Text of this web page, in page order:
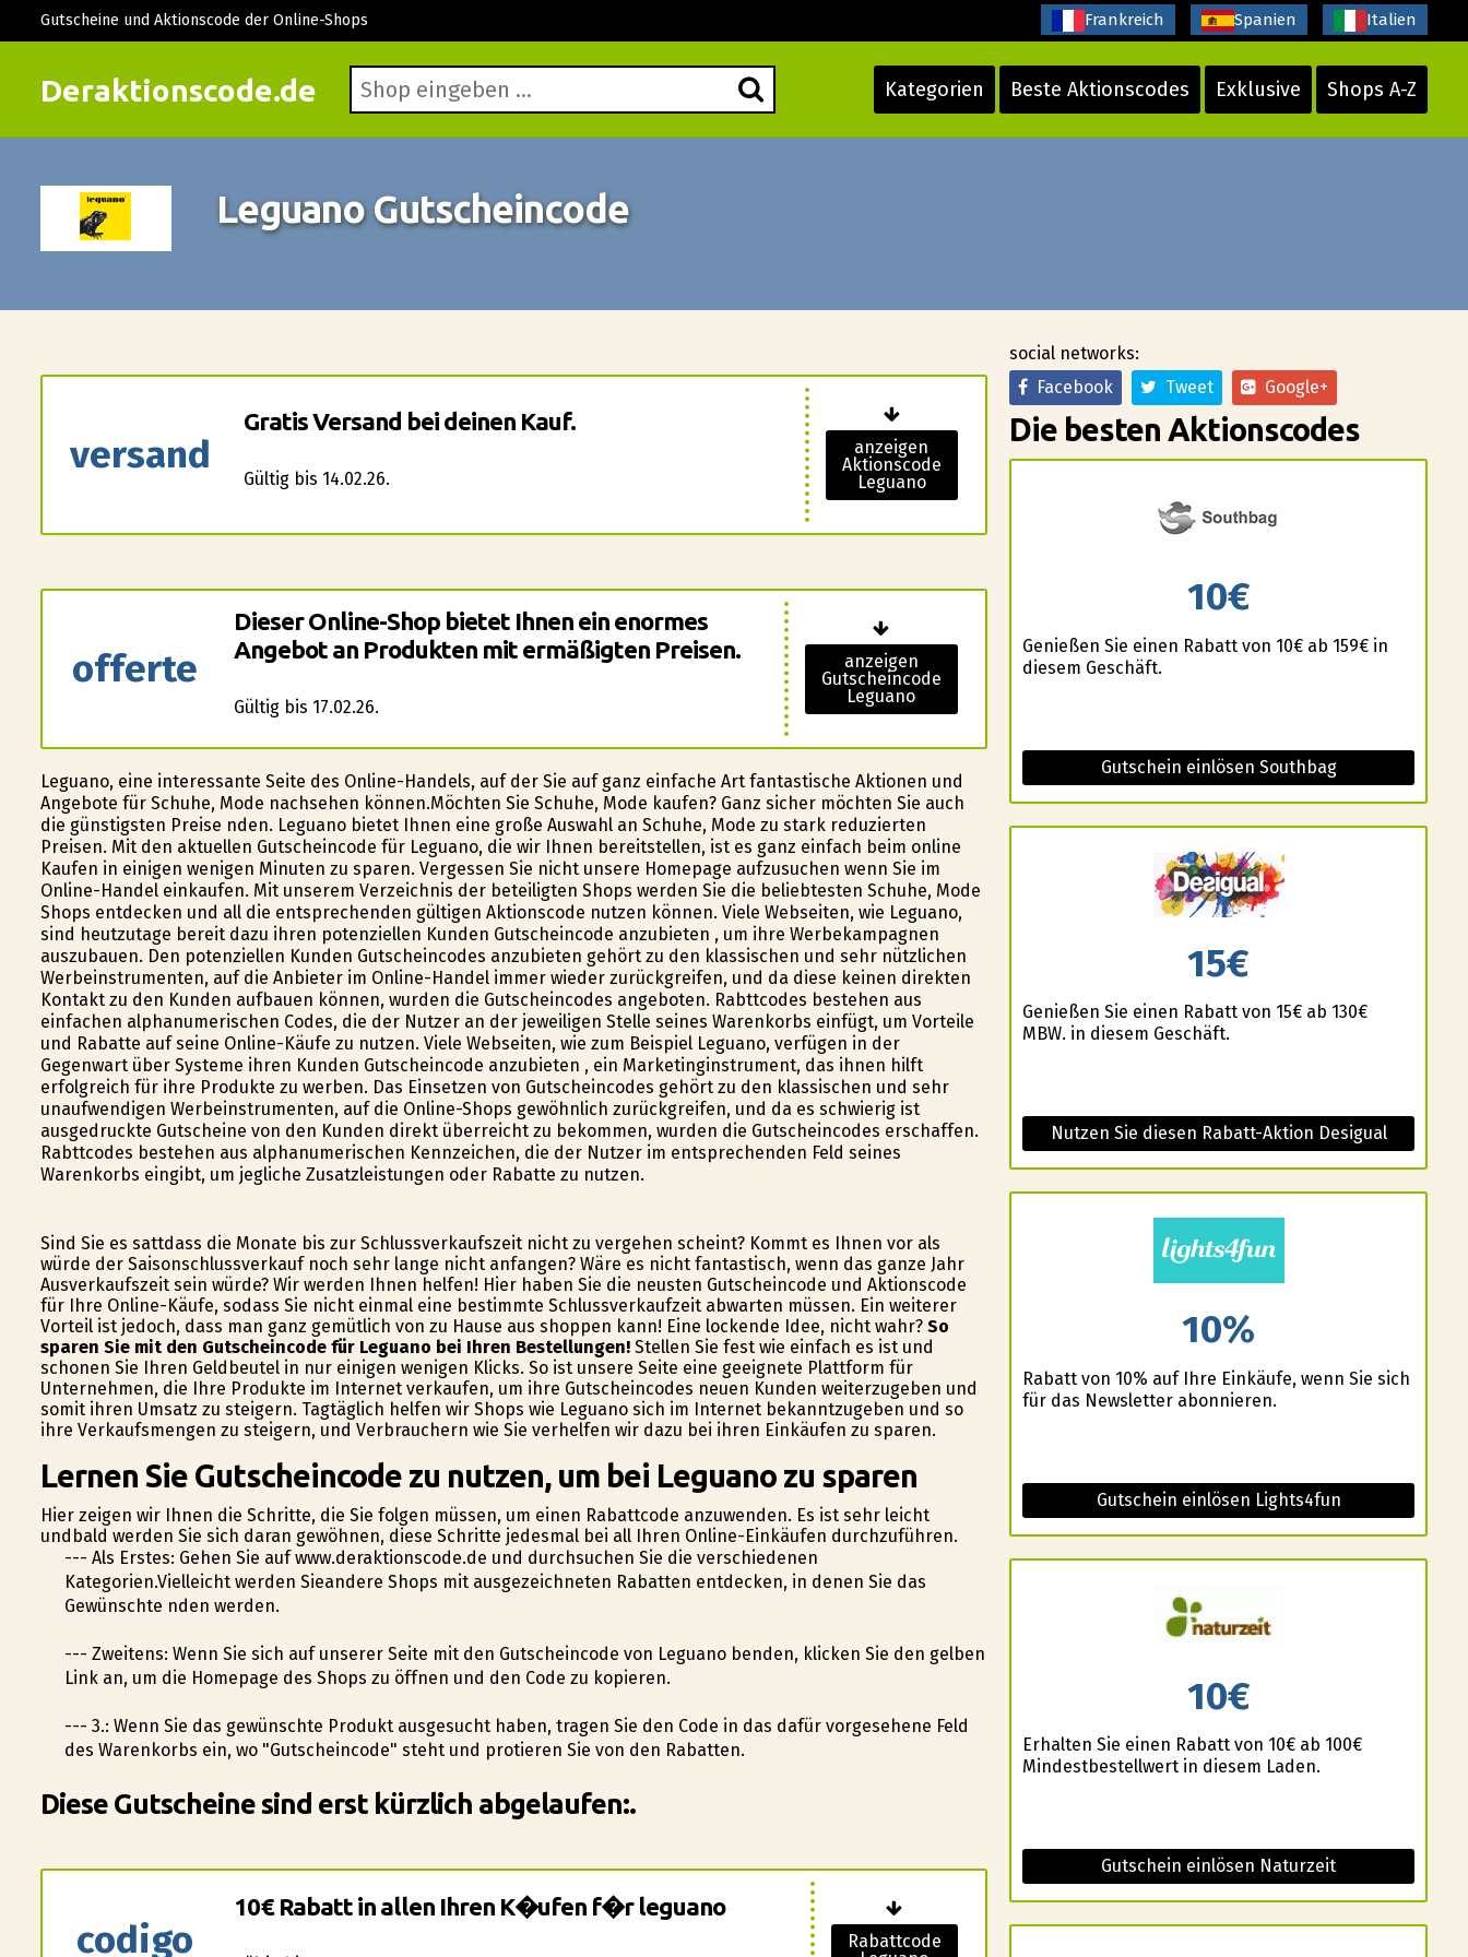
Deraktionscode.de Kategorien Beste Aktionscodes Exklusive Shops A-Z
Gutscheine und Aktionscode der Online-Shops Frankreich Spanien Italien
Leguano Gutscheincode
versand
Gratis Versand bei deinen Kauf.
Gültig bis 14.02.26.
anzeigen
Aktionscode
Leguano
offerte
Dieser Online-Shop bietet Ihnen ein enormes
Angebot an Produkten mit ermäßigten Preisen.
Gültig bis 17.02.26.
anzeigen
Gutscheincode
Leguano
Leguano, eine interessante Seite des Online-Handels, auf der Sie auf ganz einfache Art fantastische Aktionen und
Angebote für Schuhe, Mode nachsehen können.Möchten Sie Schuhe, Mode kaufen? Ganz sicher möchten Sie auch
die günstigsten Preise finden. Leguano bietet Ihnen eine große Auswahl an Schuhe, Mode zu stark reduzierten
Preisen. Mit den aktuellen Gutscheincode für Leguano, die wir Ihnen bereitstellen, ist es ganz einfach beim online
Kaufen in einigen wenigen Minuten zu sparen. Vergessen Sie nicht unsere Homepage aufzusuchen wenn Sie im
Online-Handel einkaufen. Mit unserem Verzeichnis der beteiligten Shops werden Sie die beliebtesten Schuhe, Mode
Shops entdecken und all die entsprechenden gültigen Aktionscode nutzen können. Viele Webseiten, wie Leguano,
sind heutzutage bereit dazu ihren potenziellen Kunden Gutscheincode anzubieten , um ihre Werbekampagnen
auszubauen. Den potenziellen Kunden Gutscheincodes anzubieten gehört zu den klassischen und sehr nützlichen
Werbeinstrumenten, auf die Anbieter im Online-Handel immer wieder zurückgreifen, und da diese keinen direkten
Kontakt zu den Kunden aufbauen können, wurden die Gutscheincodes angeboten. Rabttcodes bestehen aus
einfachen alphanumerischen Codes, die der Nutzer an der jeweiligen Stelle seines Warenkorbs einfügt, um Vorteile
und Rabatte auf seine Online-Käufe zu nutzen. Viele Webseiten, wie zum Beispiel Leguano, verfügen in der
Gegenwart über Systeme ihren Kunden Gutscheincode anzubieten , ein Marketinginstrument, das ihnen hilft
erfolgreich für ihre Produkte zu werben. Das Einsetzen von Gutscheincodes gehört zu den klassischen und sehr
unaufwendigen Werbeinstrumenten, auf die Online-Shops gewöhnlich zurückgreifen, und da es schwierig ist
ausgedruckte Gutscheine von den Kunden direkt überreicht zu bekommen, wurden die Gutscheincodes erschaffen.
Rabttcodes bestehen aus alphanumerischen Kennzeichen, die der Nutzer im entsprechenden Feld seines
Warenkorbs eingibt, um jegliche Zusatzleistungen oder Rabatte zu nutzen.
Sind Sie es sattdass die Monate bis zur Schlussverkaufszeit nicht zu vergehen scheint? Kommt es Ihnen vor als
würde der Saisonschlussverkauf noch sehr lange nicht anfangen? Wäre es nicht fantastisch, wenn das ganze Jahr
Ausverkaufszeit sein würde? Wir werden Ihnen helfen! Hier haben Sie die neusten Gutscheincode und Aktionscode
für Ihre Online-Käufe, sodass Sie nicht einmal eine bestimmte Schlussverkaufzeit abwarten müssen. Ein weiterer
Vorteil ist jedoch, dass man ganz gemütlich von zu Hause aus shoppen kann! Eine lockende Idee, nicht wahr? So
sparen Sie mit den Gutscheincode für Leguano bei Ihren Bestellungen!Stellen Sie fest wie einfach es ist und
schonen Sie Ihren Geldbeutel in nur einigen wenigen Klicks. So ist unsere Seite eine geeignete Plattform für
Unternehmen, die Ihre Produkte im Internet verkaufen, um ihre Gutscheincodes neuen Kunden weiterzugeben und
somit ihren Umsatz zu steigern. Tagtäglich helfen wir Shops wie Leguano sich im Internet bekanntzugeben und so
ihre Verkaufsmengen zu steigern, und Verbrauchern wie Sie verhelfen wir dazu bei ihren Einkäufen zu sparen.
Lernen Sie Gutscheincode zu nutzen, um bei Leguano zu sparen
Hier zeigen wir Ihnen die Schritte, die Sie folgen müssen, um einen Rabattcode anzuwenden. Es ist sehr leicht
undbald werden Sie sich daran gewöhnen, diese Schritte jedesmal bei all Ihren Online-Einkäufen durchzuführen.
--- Als Erstes: Gehen Sie auf www.deraktionscode.de und durchsuchen Sie die verschiedenen
Kategorien.Vielleicht werden Sieandere Shops mit ausgezeichneten Rabatten entdecken, in denen Sie das
Gewünschte finden werden.
--- Zweitens: Wenn Sie sich auf unserer Seite mit den Gutscheincode von Leguano befinden, klicken Sie den gelben
Link an, um die Homepage des Shops zu öffnen und den Code zu kopieren.
--- 3.: Wenn Sie das gewünschte Produkt ausgesucht haben, tragen Sie den Code in das dafür vorgesehene Feld
des Warenkorbs ein, wo "Gutscheincode" steht und profitieren Sie von den Rabatten.
Diese Gutscheine sind erst kürzlich abgelaufen:.
codigo
10€ Rabatt in allen Ihren K�ufen f�r leguano
Rabattcode
social networks:
Facebook
Tweet Google+
Die besten Aktionscodes
10€
Genießen Sie einen Rabatt von 10€ ab 159€ in
diesem Geschäft.
Gutschein einlösen Southbag
15€
Genießen Sie einen Rabatt von 15€ ab 130€
MBW. in diesem Geschäft.
Nutzen Sie diesen Rabatt-Aktion Desigual
10%
Rabatt von 10% auf Ihre Einkäufe, wenn Sie sich
für das Newsletter abonnieren.
Gutschein einlösen Lights4fun
10€
Erhalten Sie einen Rabatt von 10€ ab 100€
Mindestbestellwert in diesem Laden.
Gutschein einlösen Naturzeit